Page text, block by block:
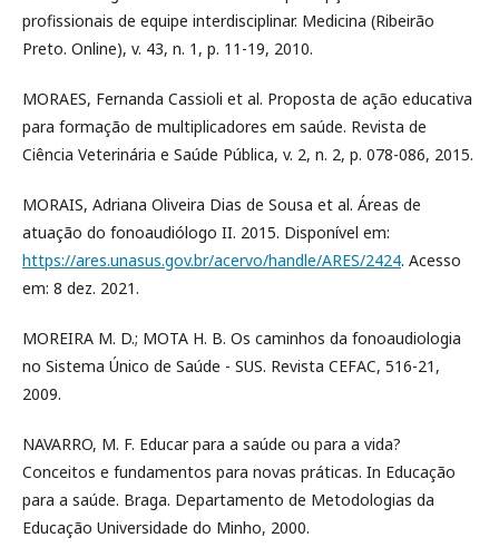
profissionais de equipe interdisciplinar. Medicina (Ribeirão
Preto. Online), v. 43, n. 1, p. 11-19, 2010.
MORAES, Fernanda Cassioli et al. Proposta de ação educativa
para formação de multiplicadores em saúde. Revista de
Ciência Veterinária e Saúde Pública, v. 2, n. 2, p. 078-086, 2015.
MORAIS, Adriana Oliveira Dias de Sousa et al. Áreas de
atuação do fonoaudiólogo II. 2015. Disponível em:
https://ares.unasus.gov.br/acervo/handle/ARES/2424. Acesso
em: 8 dez. 2021.
MOREIRA M. D.; MOTA H. B. Os caminhos da fonoaudiologia
no Sistema Único de Saúde - SUS. Revista CEFAC, 516-21,
2009.
NAVARRO, M. F. Educar para a saúde ou para a vida?
Conceitos e fundamentos para novas práticas. In Educação
para a saúde. Braga. Departamento de Metodologias da
Educação Universidade do Minho, 2000.